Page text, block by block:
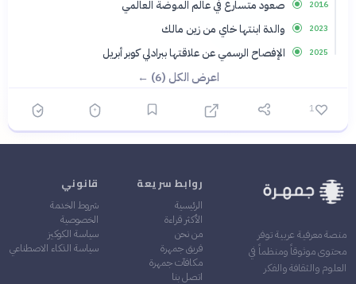
2016 صعود متسارع في عالم الموضة العالمي
2023 والدة ابنتها خاي من زين مالك
2025 الإفصاح الرسمي عن علاقتها ببرادلي كوبر أبريل
اعرض الكل (6) ←
1
منصة معرفية عربية توفر
محتوى موثوقاً ومنظماً في
العلوم والثقافة والفكر
روابط سريعة
الرئيسية
الأكثر قراءة
من نحن
فريق جمهرة
مكافآت جمهرة
اتصل بنا
قانوني
شروط الخدمة
الخصوصية
سياسة الكوكيز
سياسة الذكاء الاصطناعي